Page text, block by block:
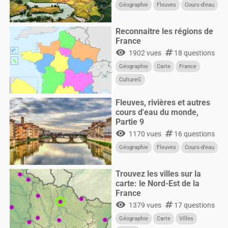
Géographie Fleuves Cours-d'eau
Reconnaitre les régions de
France
visibility 1902 vues numbers18 questions
Géographie Carte
France
CultureG
Fleuves, rivières et autres
cours d'eau du monde,
Partie 9
visibility 1170 vues numbers16 questions
Géographie Fleuves Cours-d'eau
Trouvez les villes sur la
carte: le Nord-Est de la
France
visibility 1379 vues numbers17 questions
Géographie Carte
Villes